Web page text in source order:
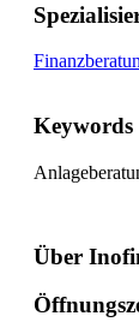
Keywords
Über